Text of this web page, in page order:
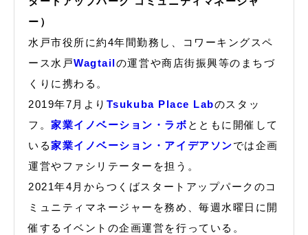
ー）
水戸市役所に約4年間勤務し、コワーキングスペ
ース水戸Wagtailの運営や商店街振興等のまちづ
くりに携わる。
2019年7月より Tsukuba Place Labのスタッ
フ。家業イノベーション・ラボ とともに開催して
いる家業イノベーション・アイデアソンでは企画
運営やファシリテーターを担う。
2021年4月からつくばスタートアップパークのコ
ミュニティマネージャーを務め、毎週水曜日に開
催するイベントの企画運営を行っている。